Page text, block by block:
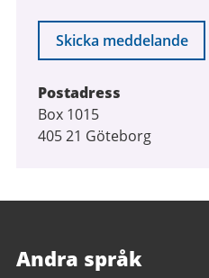
Skicka meddelande
Postadress
Box 1015
405 21 Göteborg
Andra språk